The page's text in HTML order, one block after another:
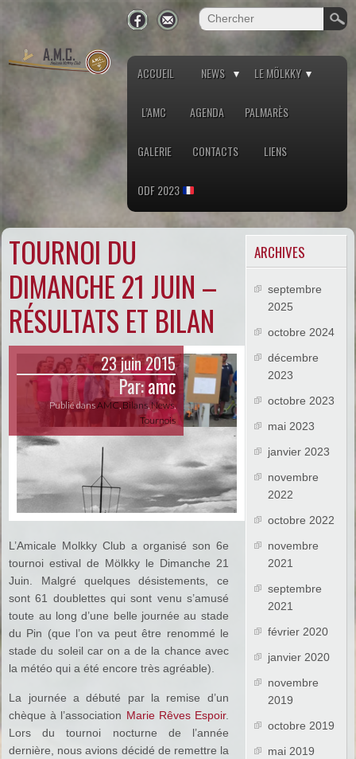
ACCUEIL NEWS LE MÖLKKY
L’AMC AGENDA PALMARÈS
GALERIE CONTACTS LIENS
ODF 2023
TOURNOI DU
DIMANCHE 21 JUIN –
RÉSULTATS ET BILAN
23 juin 2015
Par:amc
Publié dansAMC,Bilans,News,
Tournois
L’Amicale Molkky Club a organisé son 6e
tournoi estival de Mölkky le Dimanche 21
Juin. Malgré quelques désistements, ce
sont 61 doublettes qui sont venu s’amusé
toute au long d’une belle journée au stade
du Pin (que l’on va peut être renommé le
stade du soleil car on a de la chance avec
la météo qui a été encore très agréable).
La journée a débuté par la remise d’un
chèque à l’association Marie Rêves Espoir.
Lors du tournoi nocturne de l’année
dernière, nous avions décidé de remettre la
ARCHIVES
septembre
2025
octobre 2024
décembre
2023
octobre 2023
mai 2023
janvier 2023
novembre
2022
octobre 2022
novembre
2021
septembre
2021
février 2020
janvier 2020
novembre
2019
octobre 2019
mai 2019